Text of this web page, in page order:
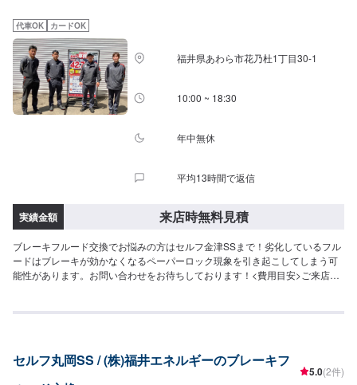
代車OK カードOK
福井県あわら市花乃杜1丁目30-1
10:00 ~ 18:30
年中無休
平均13時間で返信
実績金額 来店時無料見積
ブレーキフルード交換でお悩みの方はセルフ金津SSまで！劣化しているフル
ードはブレーキが効かなくなるペーパーロック現象を引き起こしてしまう可
能性があります。お問い合わせをお待ちしております！<費用目安>ご来店後
セルフ丸岡SS / (株)福井エネルギーのブレーキフ
5.0(2件)